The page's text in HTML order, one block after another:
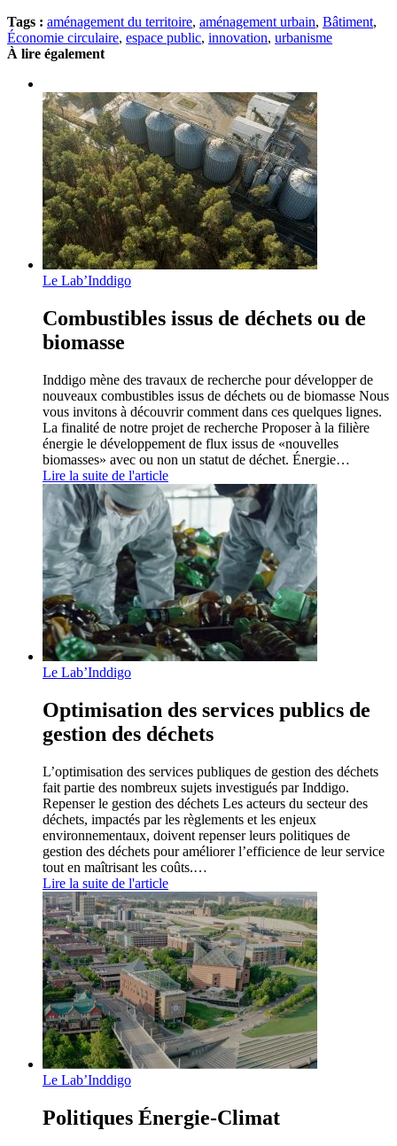
Tags : aménagement du territoire, aménagement urbain, Bâtiment,
Économie circulaire, espace public, innovation, urbanisme
À lire également
Le Lab’Inddigo
Combustibles issus de déchets ou de
biomasse
Inddigo mène des travaux de recherche pour développer de
nouveaux combustibles issus de déchets ou de biomasse Nous
vous invitons à découvrir comment dans ces quelques lignes.
La finalité de notre projet de recherche Proposer à la filière
énergie le développement de flux issus de «nouvelles
biomasses» avec ou non un statut de déchet. Énergie…
Lire la suite de l'article
Le Lab’Inddigo
Optimisation des services publics de
gestion des déchets
L’optimisation des services publiques de gestion des déchets
fait partie des nombreux sujets investigués par Inddigo.
Repenser le gestion des déchets Les acteurs du secteur des
déchets, impactés par les règlements et les enjeux
environnementaux, doivent repenser leurs politiques de
gestion des déchets pour améliorer l’efficience de leur service
tout en maîtrisant les coûts.…
Lire la suite de l'article
Le Lab’Inddigo
Politiques Énergie-Climat